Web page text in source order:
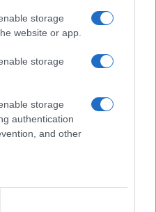
storage
website or app.
storage
storage
authentication
and other